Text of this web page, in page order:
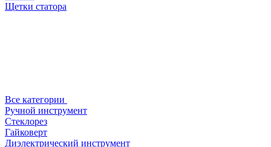
Щетки статора
Все категории
Ручной инструмент
Стеклорез
Гайковерт
Диэлектрический инструмент